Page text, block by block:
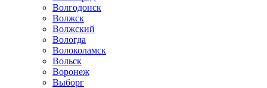
Волгодонск
Волжск
Волжский
Вологда
Волоколамск
Вольск
Воронеж
Выборг